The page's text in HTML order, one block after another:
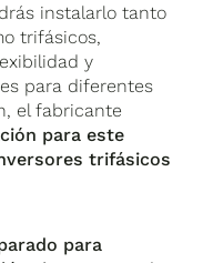
instalarlo tanto
trifásicos,
y
para diferentes
el fabricante
para este
trifásicos
para